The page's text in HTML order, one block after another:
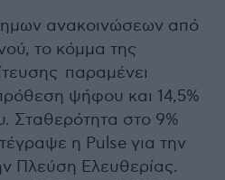
ανακοινώσεων από
το κόμμα της
παραμένει
ψήφου και 14,5%
Σταθερότητα στο 9%
η Pulse για την
Πλεύση Ελευθερίας.